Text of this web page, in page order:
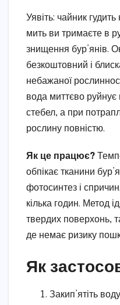
Уявіть: чайник
мить ви тримаєте в
знищення бур’янів.
безкоштовний і
небажаної
вода миттєво руйнує
стебел, а при
рослину повністю.
Як це працює?
обпікає тканини
фотосинтез і
кілька годин. Метод
твердих поверхонь,
де немає ризику
Як
Закип’ятіть